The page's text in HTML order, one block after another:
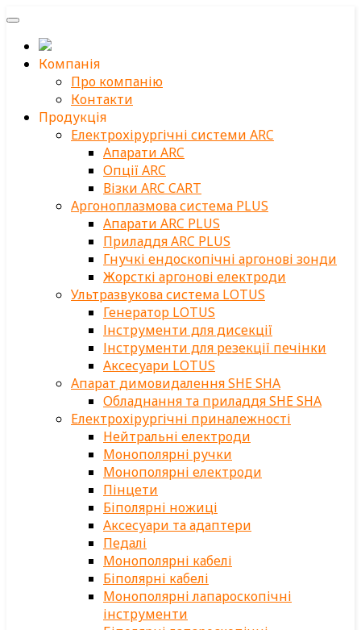
Компанія
Про компанію
Контакти
Продукція
Електрохірургічні системи ARC
Апарати ARC
Опції ARC
Візки ARC CART
Аргоноплазмова система PLUS
Апарати ARC PLUS
Приладдя ARC PLUS
Гнучкі ендоскопічні аргонові зонди
Жорсткі аргонові електроди
Ультразвукова система LOTUS
Генератор LOTUS
Інструменти для дисекції
Інструменти для резекції печінки
Аксесуари LOTUS
Апарат димовидалення SHE SHA
Обладнання та приладдя SHE SHA
Електрохірургічні приналежності
Нейтральні електроди
Монополярні ручки
Монополярні електроди
Пінцети
Біполярні ножиці
Аксесуари та адаптери
Педалі
Монополярні кабелі
Біполярні кабелі
Монополярні лапароскопічні
інструменти